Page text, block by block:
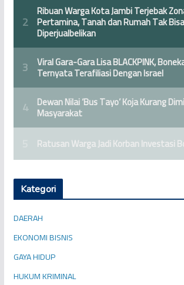
Kategori
DAERAH
EKONOMI BISNIS
GAYA HIDUP
HUKUM KRIMINAL